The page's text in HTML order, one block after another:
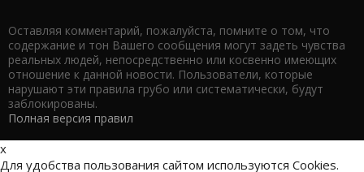
Оставляя комментарий, пожалуйста, помните о том, что
содержание и тон Вашего сообщения могут задеть чувства
реальных людей, непосредственно или косвенно имеющих
отношение к данной новости. Пользователи, которые
нарушают эти правила грубо или систематически, будут
заблокированы.
Полная версия правил
x
Для удобства пользования сайтом используются Cookies.